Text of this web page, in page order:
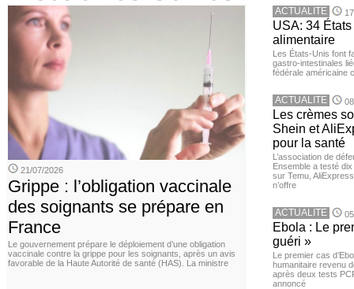
21/07/2026
Grippe : l’obligation vaccinale
des soignants se prépare en
France
Le gouvernement prépare le déploiement d’une obligation
vaccinale contre la grippe pour les soignants, après un avis
favorable de la Haute Autorité de santé (HAS). La ministre
ACTUALITE
USA: 34
alimentaire
Les États-Unis font
gastro-intestinales
fédérale américaine
ACTUALITE
Les crèmes
Shein et
pour la santé
L’association de
Ensemble a testé
sur Temu,
n’offre
ACTUALITE
Ebola : Le
guéri »
Le premier cas
humanitaire revenu
après deux tests
annoncé